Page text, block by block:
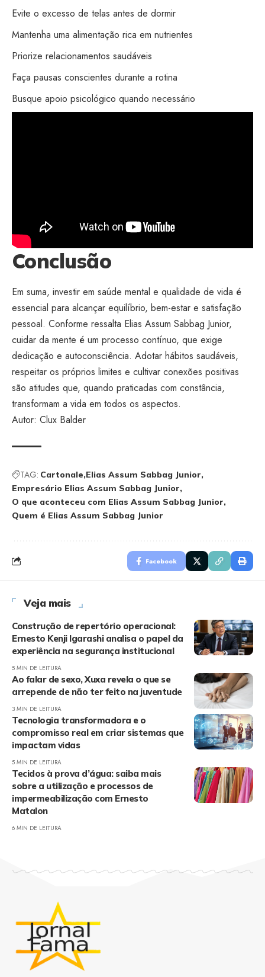
Evite o excesso de telas antes de dormir
Mantenha uma alimentação rica em nutrientes
Priorize relacionamentos saudáveis
Faça pausas conscientes durante a rotina
Busque apoio psicológico quando necessário
Conclusão
Em suma, investir em saúde mental e qualidade de vida é
essencial para alcançar equilíbrio, bem-estar e satisfação
pessoal. Conforme ressalta Elias Assum Sabbag Junior,
cuidar da mente é um processo contínuo, que exige
dedicação e autoconsciência. Adotar hábitos saudáveis,
respeitar os próprios limites e cultivar conexões positivas
são atitudes que, quando praticadas com constância,
transformam a vida em todos os aspectos.
Autor: Clux Balder
TAG: Cartonale Elias Assum Sabbag Junior
Empresário Elias Assum Sabbag Junior
O que aconteceu com Elias Assum Sabbag Junior
Quem é Elias Assum Sabbag Junior
Facebook
Veja mais
Construção de repertório operacional:
Ernesto Kenji Igarashi analisa o papel da
experiência na segurança institucional
5 MIN DE LEITURA
Ao falar de sexo, Xuxa revela o que se
arrepende de não ter feito na juventude
3 MIN DE LEITURA
Tecnologia transformadora e o
compromisso real em criar sistemas que
impactam vidas
5 MIN DE LEITURA
Tecidos à prova d’água: saiba mais
sobre a utilização e processos de
impermeabilização com Ernesto
Matalon
6 MIN DE LEITURA